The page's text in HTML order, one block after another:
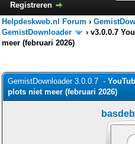
Registreren
Helpdeskweb.nl Forum ›
GemistDownloader
› v3.0.0.7
meer (februari 2026)
GemistDownloader 3.0.0.7 -
plots niet meer (februari 2026)